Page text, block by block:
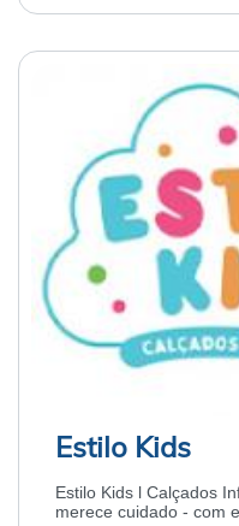
Estilo Kids
Estilo Kids l Calçados
merece cuidado - com